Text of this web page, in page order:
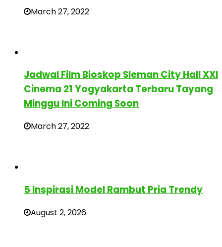
March 27, 2022
Jadwal Film Bioskop Sleman City Hall XXI
Cinema 21 Yogyakarta Terbaru Tayang
Minggu Ini Coming Soon
March 27, 2022
5 Inspirasi Model Rambut Pria Trendy
August 2, 2026